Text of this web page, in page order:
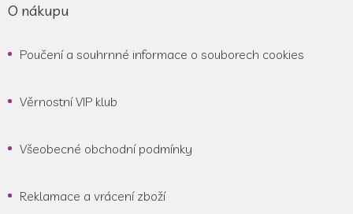
O nákupu
Poučení a souhrnné informace o souborech cookies
Věrnostní VIP klub
Všeobecné obchodní podmínky
Reklamace a vrácení zboží